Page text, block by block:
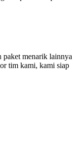
paket menarik lainnya
tim kami, kami siap